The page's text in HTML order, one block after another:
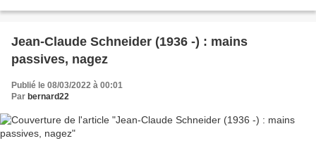
Jean-Claude Schneider (1936 -) : mains
passives, nagez
Publié le 08/03/2022 à 00:01
Par bernard22